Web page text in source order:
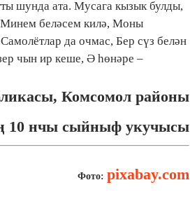
шунда ата. Мусага кызык булды,
Минем беләсем килә, Моны
да очмас, Бер сүз белән
чын ир кеше, Ә һөнәре –
Комсомол районы
10 нчы сыйныф укучысы
Фото: pixabay.com